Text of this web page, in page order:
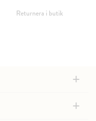
Returnera i butik
+
+